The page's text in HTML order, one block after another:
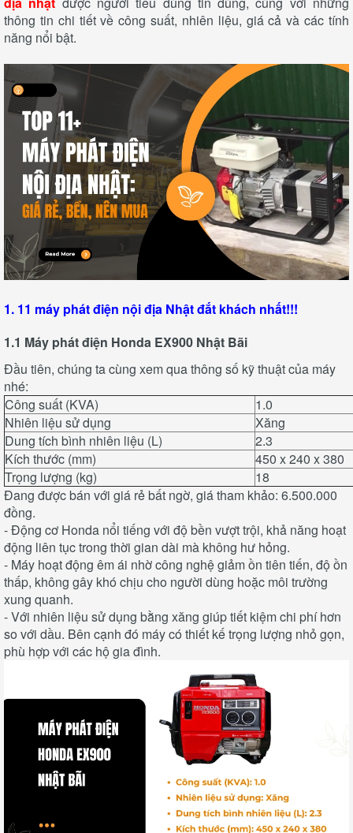
thông tin chi tiết về công suất, nhiên liệu, giá cả và các tính
năng nổi bật.
1. 11 máy phát điện nội địa Nhật đắt khách nhất!!!
1.1 Máy phát điện Honda EX900 Nhật Bãi
Đầu tiên, chúng ta cùng xem qua thông số kỹ thuật của máy
nhé:
Công suất (KVA)
1.0
Nhiên liệu sử dụng
Xăng
Dung tích bình nhiên liệu (L)
2.3
Kích thước (mm)
450 x 240 x 380
Trọng lượng (kg)
18
Đang được bán với giá rẻ bất ngờ, giá tham khảo: 6.500.000
đồng.
- Động cơ Honda nổi tiếng với độ bền vượt trội, khả năng hoạt
động liên tục trong thời gian dài mà không hư hỏng.
- Máy hoạt động êm ái nhờ công nghệ giảm ồn tiên tiến, độ ồn
thấp, không gây khó chịu cho người dùng hoặc môi trường
xung quanh.
- Với nhiên liệu sử dụng bằng xăng giúp tiết kiệm chi phí hơn
so với dầu. Bên cạnh đó máy có thiết kế trọng lượng nhỏ gọn,
phù hợp với các hộ gia đình.